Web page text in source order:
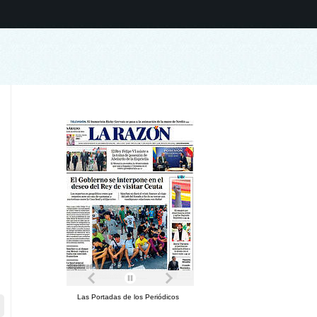
Las Portadas de los Periódicos